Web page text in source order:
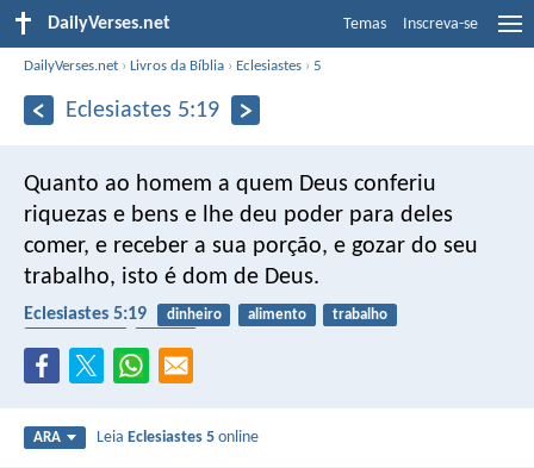
DailyVerses.net Temas Inscreva-se
DailyVerses.net ›Livros da Bíblia › Eclesiastes ›5
Eclesiastes 5:19
Quanto ao homem a quem Deus conferiu
riquezas e bens e lhe deu poder para deles
comer, e receber a sua porção, e gozar do seu
trabalho, isto é dom de Deus.
Eclesiastes 5:19 dinheiro alimento
trabalho
ARA LeiaEclesiastes 5 online